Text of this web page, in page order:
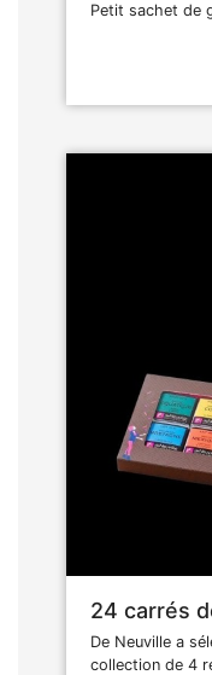
Petit sachet de
24 carrés
De Neuville a
collection de 4